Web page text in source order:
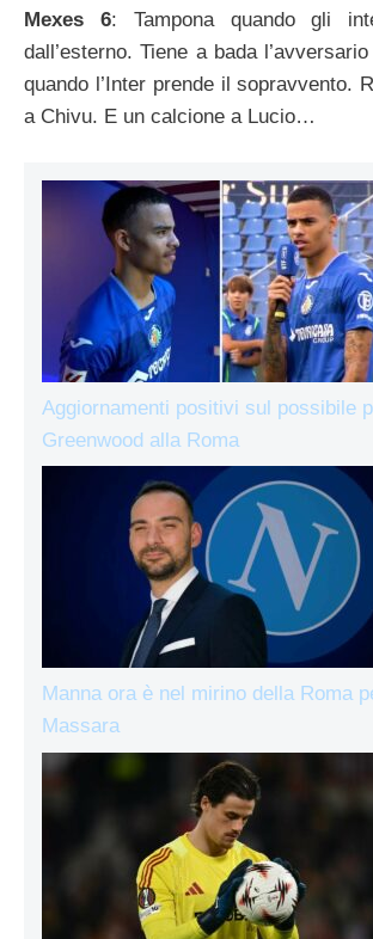
Mexes 6: Tampona quando gli
dall’esterno. Tiene a bada
quando l’Inter prende il sopravvento.
a Chivu. E un calcione a Lucio…
Aggiornamenti positivi sul possibile
Greenwood alla Roma
Manna ora è nel mirino della Roma
Massara